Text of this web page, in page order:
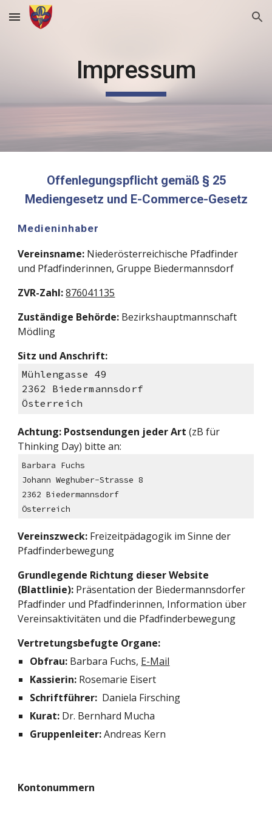
Skip to main content Skip to navigation
Impressum
Offenlegungspflicht gemäß § 25
Mediengesetz und E-Commerce-Gesetz
Medieninhaber
Vereinsname: Niederösterreichische Pfadfinder
und Pfadfinderinnen, Gruppe Biedermannsdorf
ZVR-Zahl: 876041135
Zuständige Behörde: Bezirkshauptmannschaft
Mödling
Sitz und Anschrift:
Mühlengasse 49
2362 Biedermannsdorf
Österreich
Achtung: Postsendungen jeder Art (zB für
Thinking Day) bitte an:
Barbara Fuchs
Johann Weghuber-Strasse 8
2362 Biedermannsdorf
Österreich
Vereinszweck: Freizeitpädagogik im Sinne der
Pfadfinderbewegung
Grundlegende Richtung dieser Website
(Blattlinie): Präsentation der Biedermannsdorfer
Pfadfinder und Pfadfinderinnen, Information über
Vereinsaktivitäten und die Pfadfinderbewegung
Vertretungsbefugte Organe:
Obfrau: Barbara Fuchs, E-Mail
Kassierin: Rosemarie Eisert
Schriftführer: Daniela Firsching
Kurat: Dr. Bernhard Mucha
Gruppenleiter:Andreas Kern
Kontonummern